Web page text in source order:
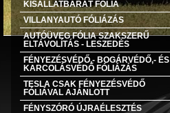
KISÁLLATBARÁT FÓLIA
VILLANYAUTÓ FÓLIÁZÁS
AUTÓÜVEG FÓLIA SZAKSZERŰ
ELTÁVOLÍTÁS - LESZEDÉS
FÉNYEZÉSVÉDŐ,- BOGÁRVÉDŐ,- ÉS
KARCOLÁSVÉDŐ FÓLIÁZÁS
TESLA CSAK FÉNYEZÉSVÉDŐ
FÓLIÁVAL AJÁNLOTT
FÉNYSZÓRÓ ÚJRAÉLESZTÉS